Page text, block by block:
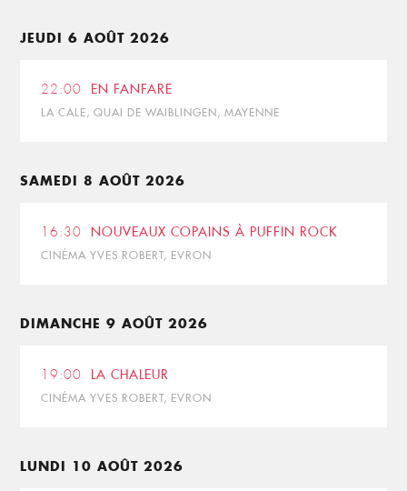
JEUDI 6 AOÛT 2026
22:00 EN FANFARE
LA CALE, QUAI DE WAIBLINGEN, MAYENNE
SAMEDI 8 AOÛT 2026
16:30 NOUVEAUX COPAINS À PUFFIN ROCK
CINÉMA YVES ROBERT, EVRON
DIMANCHE 9 AOÛT 2026
19:00 LA CHALEUR
CINÉMA YVES ROBERT, EVRON
LUNDI 10 AOÛT 2026